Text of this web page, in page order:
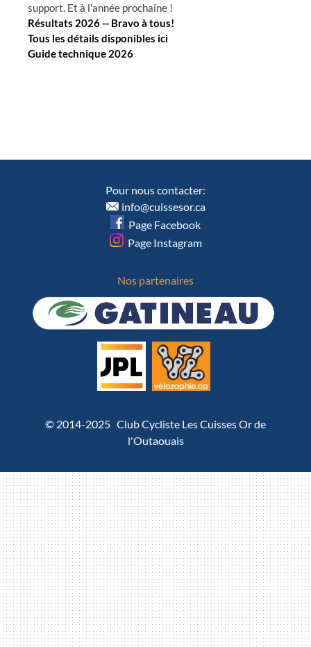
support. Et à l'année prochaine !
Résultats 2026 -- Bravo à tous!
Tous les détails disponibles ici
Guide technique 2026
Nos partenaires
© 2014-2025 Club Cycliste Les Cuisses Or de
l'Outaouais
Pour nous contacter:
info@cuissesor.ca
Page Facebook
Page Instagram